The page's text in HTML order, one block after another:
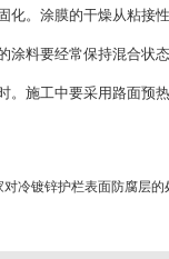
。涂膜的干燥从粘接性
料要经常保持混合状态
施工中要采用路面预热
对冷镀锌护栏表面防腐层的